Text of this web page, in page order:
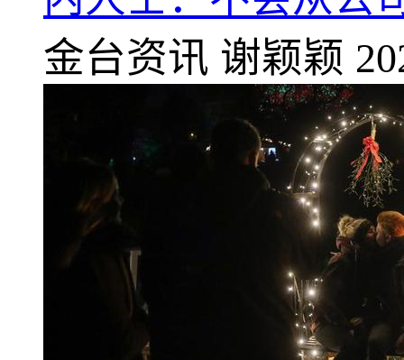
金台资讯 谢颖颖